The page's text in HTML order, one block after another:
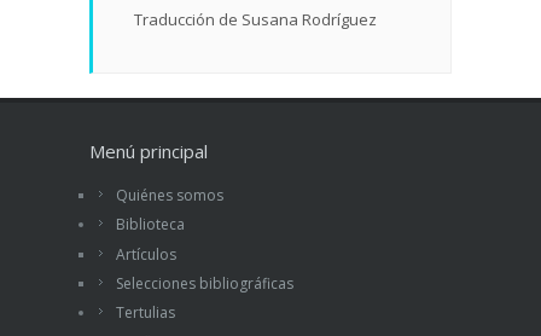
Traducción de Susana Rodríguez
Menú principal
Quiénes somos
Biblioteca
Artículos
Selecciones bibliográficas
Tertulias